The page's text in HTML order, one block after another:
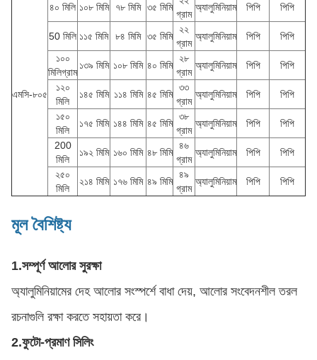
এমসি-৮০৫
৪০ মিলি ১০৮ মিমি ৭৮ মিমি ৩৫ মিমি
গ্রাম
অ্যালুমিনিয়াম পিপি পিপি
50 মিলি ১১৫ মিমি ৮৪ মিমি ৩৫ মিমি
২২
গ্রাম
অ্যালুমিনিয়াম পিপি
পিপি
১০০
মিলিগ্রাম
১৩৯ মিমি ১০৮ মিমি ৪০ মিমি
২৮
গ্রাম
অ্যালুমিনিয়াম পিপি
পিপি
১২০
মিলি
১৪৫ মিমি ১১৪ মিমি ৪৫ মিমি
৩৩
গ্রাম
অ্যালুমিনিয়াম পিপি
পিপি
১৫০
মিলি
১৭৫ মিমি ১৪৪ মিমি ৪৫ মিমি
৩৮
গ্রাম
অ্যালুমিনিয়াম পিপি
পিপি
200
মিলি
১৯২ মিমি ১৬০ মিমি ৪৮ মিমি
৪৬
গ্রাম
অ্যালুমিনিয়াম পিপি
পিপি
২৫০
মিলি
২১৪ মিমি ১৭৬ মিমি ৪৯ মিমি
৪৯
গ্রাম
অ্যালুমিনিয়াম পিপি পিপি
মূল বৈশিষ্ট্য
1.সম্পূর্ণ আলোর সুরক্ষা
অ্যালুমিনিয়ামের দেহ আলোর সংস্পর্শে বাধা দেয়, আলোর সংবেদনশীল তরল
রচনাগুলি রক্ষা করতে সহায়তা করে।
2.ফুটো-প্রমাণ সিলিং